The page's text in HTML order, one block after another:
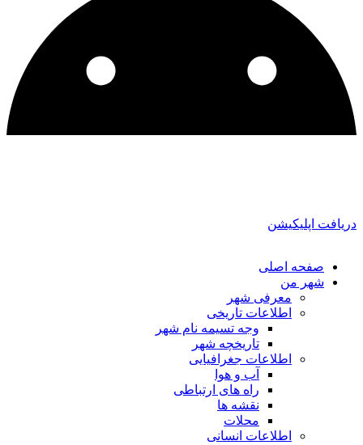
دریافت اپلیکیشن
صفحه اصلی
شهر من
معرفی شهر
اطلاعات تاریخی
وجه تسیمه نام شهر
تاریخچه شهر
اطلاعات جغرافیایی
آب و هوا
راه های ارتباطی
نقشه ها
محلات
اطلاعات انسانی